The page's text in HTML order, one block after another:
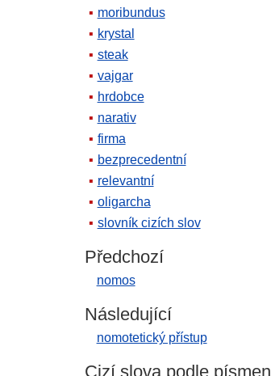
moribundus
krystal
steak
vajgar
hrdobce
narativ
firma
bezprecedentní
relevantní
oligarcha
slovník cizích slov
Předchozí
nomos
Následující
nomotetický přístup
Cizí slova podle písmen